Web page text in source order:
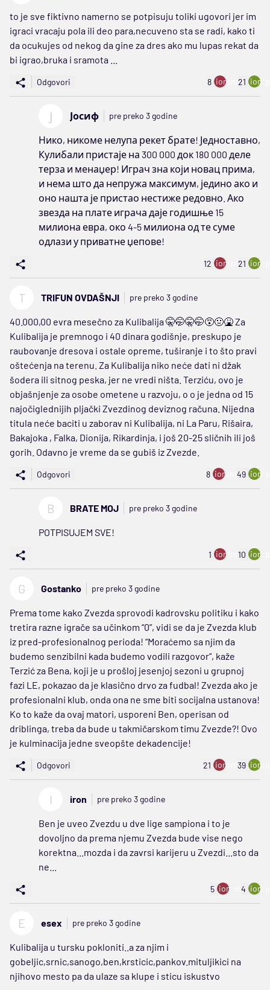
to je sve fiktivno namerno se potpisuju toliki ugovori jer im
igraci vracaju pola ili deo para,necuveno sta se radi, kako ti
da ocukujes od nekog da gine za dres ako mu lupas rekat da
bi igrao,bruka i sramota ...
Odgovori 8 ion:minus
21
Ј Јосиф pre preko 3 godine
Нико, никоме нелупа рекет брате! Једноставно,
Кулибали пристаје на 300 000 док 180 000 деле
терза и менаџер! Играч зна који новац прима,
и нема што да непружа максимум, једино ако и
оно нашта је пристао нестиже редовно. Ако
звезда на плате играча даје годишње 15
милиона евра, око 4-5 милиона од те суме
одлази у приватне џепове!
12 ion:minus
21
T TRIFUN OVDAŠNJI pre preko 3 godine
40.000,00 evra mesečno za Kulibalija 🤫🤭🤫🤭😵🤢🤮 Za
Kulibalija je premnogo i 40 dinara godišnje, preskupo je
raubovanje dresova i ostale opreme, tuširanje i to što pravi
oštećenja na terenu. Za Kulibalija niko neće dati ni džak
šodera ili sitnog peska, jer ne vredi ništa. Terziću, ovo je
objašnjenje za osobe ometene u razvoju, o o je jedna od 15
najočiglednijih pljački Zvezdinog deviznog računa. Nijedna
titula neće baciti u zaborav ni Kulibalija, ni La Paru, Rišaira,
Bakajoka , Falka, Dionija, Rikardinja, i još 20-25 sličnih ili još
gorih. Odavno je vreme da se gubiš iz Zvezde.
Odgovori 8 ion:minus
49
B BRATE MOJ pre preko 3 godine
POTPISUJEM SVE!
1 ion:minus
10
G Gostanko pre preko 3 godine
Prema tome kako Zvezda sprovodi kadrovsku politiku i kako
tretira razne igrače sa učinkom “0”, vidi se da je Zvezda klub
iz pred-profesionalnog perioda! “Moraćemo sa njim da
budemo senzibilni kada budemo vodili razgovor“, kaže
Terzić za Bena, koji je u prošloj jesenjoj sezoni u grupnoj
fazi LE, pokazao da je klasično drvo za fudbal! Zvezda ako je
profesionalni klub, onda ona ne sme biti socijalna ustanova!
Ko to kaže da ovaj matori, usporeni Ben, operisan od
driblinga, treba da bude u takmičarskom timu Zvezde?! Ovo
je kulminacija jedne sveopšte dekadencije!
Odgovori 21 ion:minus
39
I iron pre preko 3 godine
Ben je uveo Zvezdu u dve lige sampiona i to je
dovoljno da prema njemu Zvezda bude vise nego
korektna...mozda i da zavrsi karijeru u Zvezdi...sto da
ne...
5 ion:minus
4
E esex pre preko 3 godine
Kulibalija u tursku pokloniti..a za njim i
gobeljic,srnic,sanogo,ben,krsticic,pankov.mituljikici na
njihovo mesto pa da ulaze sa klupe i sticu iskustvo